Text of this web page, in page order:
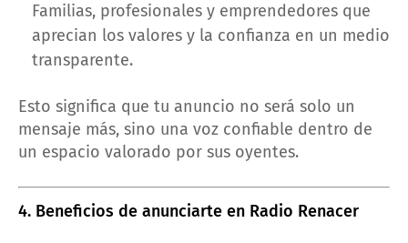
Familias, profesionales y emprendedores que
aprecian los valores y la confianza en un medio
transparente.
Esto significa que tu anuncio no será solo un
mensaje más, sino una voz confiable dentro de
un espacio valorado por sus oyentes.
4. Beneficios de anunciarte en Radio Renacer